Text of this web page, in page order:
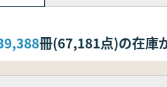
冊(67,181点)の在庫